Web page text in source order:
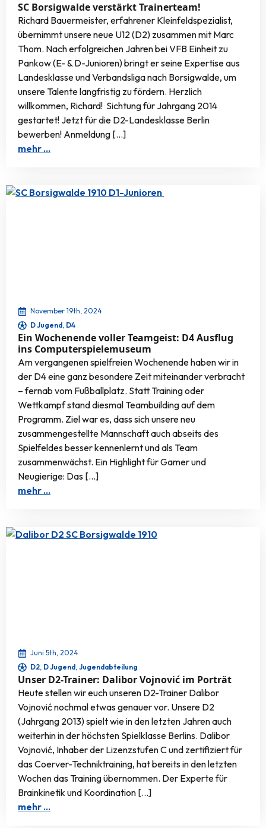
SC Borsigwalde verstärkt Trainerteam!
Richard Bauermeister, erfahrener Kleinfeldspezialist,
übernimmt unsere neue U12 (D2) zusammen mit Marc
Thom. Nach erfolgreichen Jahren bei VFB Einheit zu
Pankow (E- & D-Junioren) bringt er seine Expertise aus
Landesklasse und Verbandsliga nach Borsigwalde, um
unsere Talente langfristig zu fördern. Herzlich
willkommen, Richard! Sichtung für Jahrgang 2014
gestartet! Jetzt für die D2-Landesklasse Berlin
bewerben! Anmeldung […]
mehr …
November 19th, 2024
D Jugend D4
Ein Wochenende voller Teamgeist: D4 Ausflug
ins Computerspielemuseum
Am vergangenen spielfreien Wochenende haben wir in
der D4 eine ganz besondere Zeit miteinander verbracht
– fernab vom Fußballplatz. Statt Training oder
Wettkampf stand diesmal Teambuilding auf dem
Programm. Ziel war es, dass sich unsere neu
zusammengestellte Mannschaft auch abseits des
Spielfeldes besser kennenlernt und als Team
zusammenwächst. Ein Highlight für Gamer und
Neugierige: Das […]
mehr …
Juni 5th, 2024
D2 D Jugend Jugendabteilung
Unser D2-Trainer: Dalibor Vojnović im Porträt
Heute stellen wir euch unseren D2-Trainer Dalibor
Vojnović nochmal etwas genauer vor. Unsere D2
(Jahrgang 2013) spielt wie in den letzten Jahren auch
weiterhin in der höchsten Spielklasse Berlins. Dalibor
Vojnović, Inhaber der Lizenzstufen C und zertifiziert für
das Coerver-Techniktraining, hat bereits in den letzten
Wochen das Training übernommen. Der Experte für
Brainkinetik und Koordination […]
mehr …